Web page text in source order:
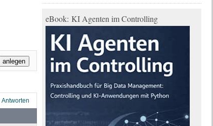
Antworten
eBook: KI Agenten im Controlling